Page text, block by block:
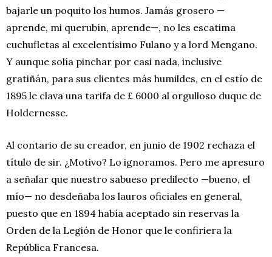
bajarle un poquito los humos. Jamás grosero —
aprende, mi querubín, aprende—, no les escatima
cuchufletas al excelentísimo Fulano y a lord Mengano.
Y aunque solía pinchar por casi nada, inclusive
gratiñán, para sus clientes más humildes, en el estío de
1895 le clava una tarifa de £ 6000 al orgulloso duque de
Holdernesse.
Al contario de su creador, en junio de 1902 rechaza el
título de sir. ¿Motivo? Lo ignoramos. Pero me apresuro
a señalar que nuestro sabueso predilecto —bueno, el
mío— no desdeñaba los lauros oficiales en general,
puesto que en 1894 había aceptado sin reservas la
Orden de la Legión de Honor que le confiriera la
República Francesa.